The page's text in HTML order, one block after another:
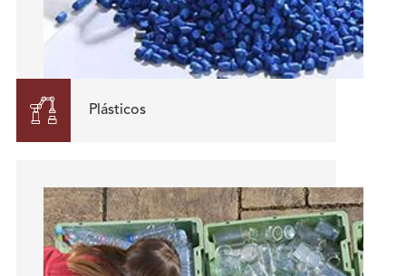
 Plásticos